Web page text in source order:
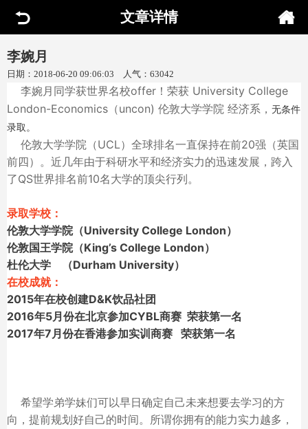
文章详情
李婉月
日期：2018-06-20 09:06:03 人气：63042
李婉月同学获世界名校offer！荣获 University College
London-Economics（uncon) 伦敦大学学院 经济系， 无条件
录取 。
伦敦大学学院（UCL）全球排名一直保持在前20强（英国
前四） 。近几年由于科研水平和经济实力的迅速发展，跨入
了QS世界排名前10名大学的顶尖行列。
录取学校：
伦敦大学学院（University College London）
伦敦国王学院（King’s College London）
杜伦大学 （Durham University）
在校成就：
2015年在校创建D&K饮品社团
2016年5月份在北京参加CYBL商赛 荣获第一名
2017年7月份在香港参加实训商赛 荣获第一名
希望学弟学妹们可以早日确定自己未来想要去学习的方
向，提前规划好自己的时间。 所谓你拥有的能力实力越多，